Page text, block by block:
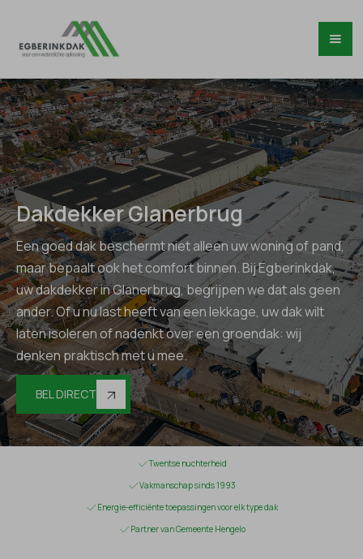
Dakdekker Glanerbrug
Een goed dak beschermt niet alleen uw woning of pand,
maar bepaalt ook het comfort binnen. Bij Egberinkdak,
uw dakdekker in Glanerbrug, begrijpen we dat als geen
ander. Of u nu last heeft van een lekkage, uw dak wilt
laten isoleren of nadenkt over een groendak: wij
denken praktisch met u mee.
BEL DIRECT
Twentse nuchterheid
Vakmanschap sinds 1993
Energie-efficiënte toepassingen voor elk type dak
Partner van Gemeente Hengelo